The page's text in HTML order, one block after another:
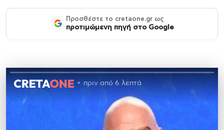
Προσθέστε το cretaone.gr ως
προτιμώμενη πηγή στο Google
πριν από 6 λεπτά